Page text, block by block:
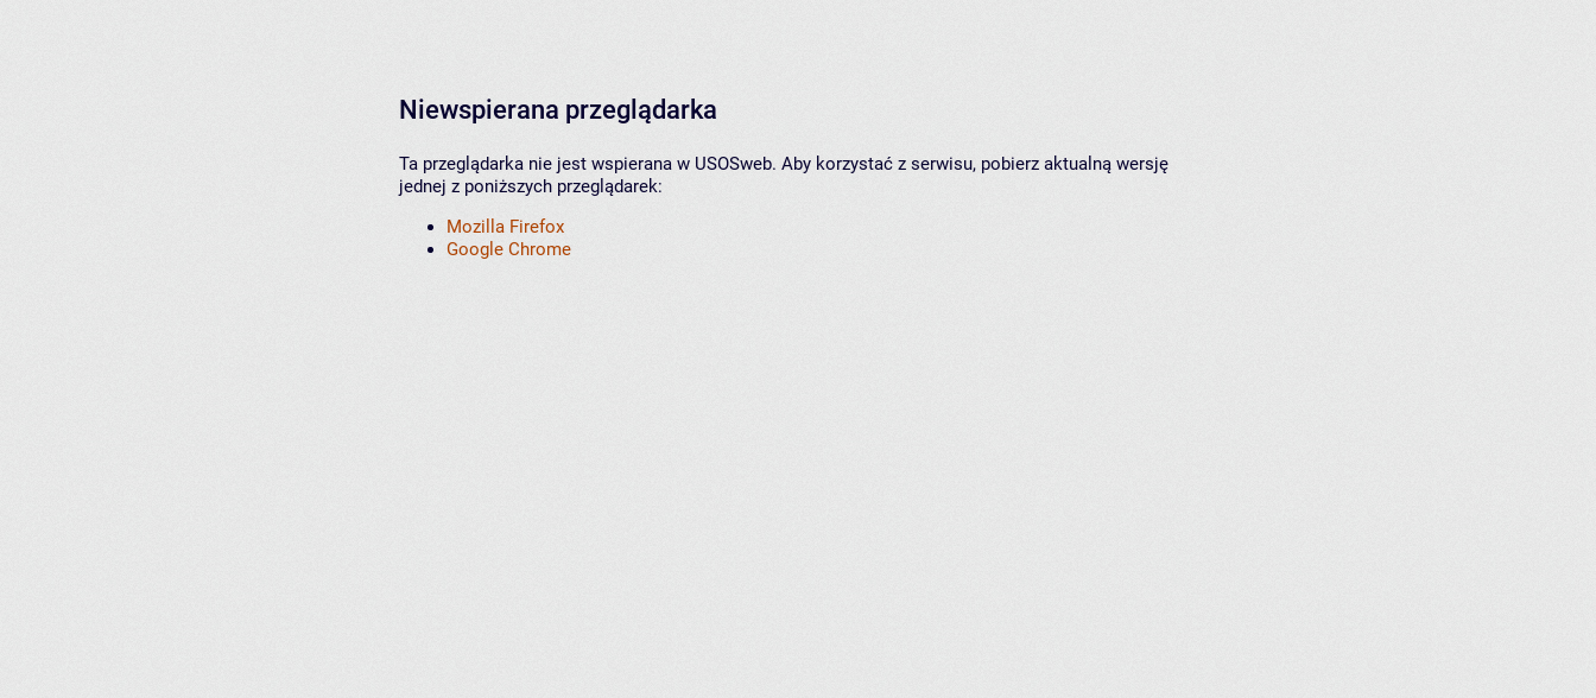
Niewspierana przeglądarka
Ta przeglądarka nie jest wspierana w USOSweb. Aby korzystać z serwisu, pobierz aktualną wersję
jednej z poniższych przeglądarek:
Mozilla Firefox
Google Chrome